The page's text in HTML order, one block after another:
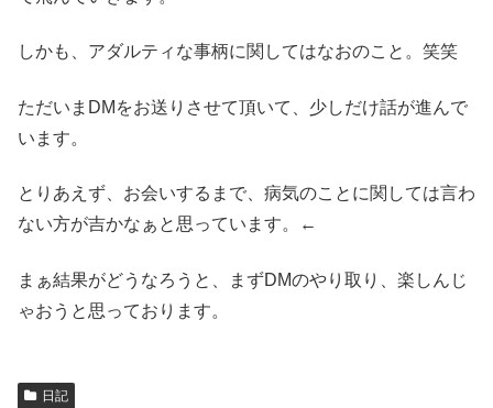
しかも、アダルティな事柄に関してはなおのこと。笑笑
ただいまDMをお送りさせて頂いて、少しだけ話が進んで
います。
とりあえず、お会いするまで、病気のことに関しては言わ
ない方が吉かなぁと思っています。←
まぁ結果がどうなろうと、まずDMのやり取り、楽しんじ
ゃおうと思っております。
日記